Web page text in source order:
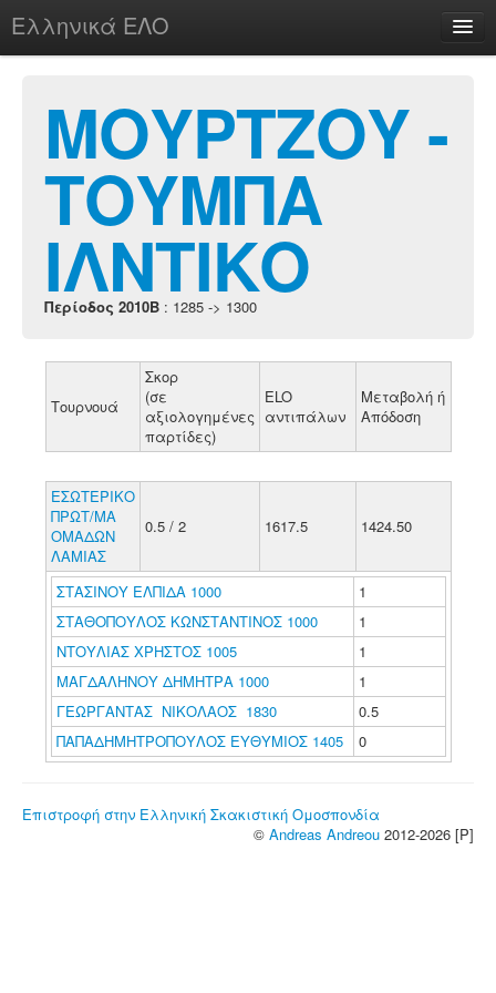
Ελληνικά ΕΛΟ
chesstu.be @ discord
Login
ΜΟΥΡΤΖΟΥ -
ΤΟΥΜΠΑ
ΙΛΝΤΙΚΟ
Περίοδος 2010B : 1285 -> 1300
Τουρνουά
Σκορ
(σε
αξιολογημένες
παρτίδες)
ELO
αντιπάλων
Μεταβολή ή
Απόδοση
ΕΣΩΤΕΡΙΚΟ
ΠΡΩΤ/ΜΑ
ΟΜΑΔΩΝ
ΛΑΜΙΑΣ
0.5 / 2 1617.5 1424.50
ΣΤΑΣΙΝΟΥ ΕΛΠΙΔΑ 1000
1
ΣΤΑΘΟΠΟΥΛΟΣ ΚΩΝΣΤΑΝΤΙΝΟΣ 1000
1
ΝΤΟΥΛΙΑΣ ΧΡΗΣΤΟΣ 1005
1
ΜΑΓΔΑΛΗΝΟΥ ΔΗΜΗΤΡΑ 1000
1
ΓΕΩΡΓΑΝΤΑΣ ΝΙΚΟΛΑΟΣ 1830
0.5
ΠΑΠΑΔΗΜΗΤΡΟΠΟΥΛΟΣ ΕΥΘΥΜΙΟΣ 1405
0
Επιστροφή στην Ελληνική Σκακιστική Ομοσπονδία
© Andreas Andreou 2012-2026 [P]